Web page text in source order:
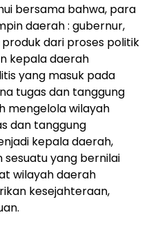
bersama bahwa, para
daerah : gubernur,
dari proses politik
kepala daerah
yang masuk pada
tugas dan tanggung
mengelola wilayah
dan tanggung
kepala daerah,
yang bernilai
wilayah daerah
kesejahteraan,